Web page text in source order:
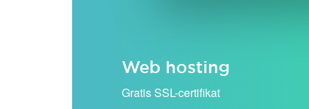
Web hosting
Gratis SSL-certifikat